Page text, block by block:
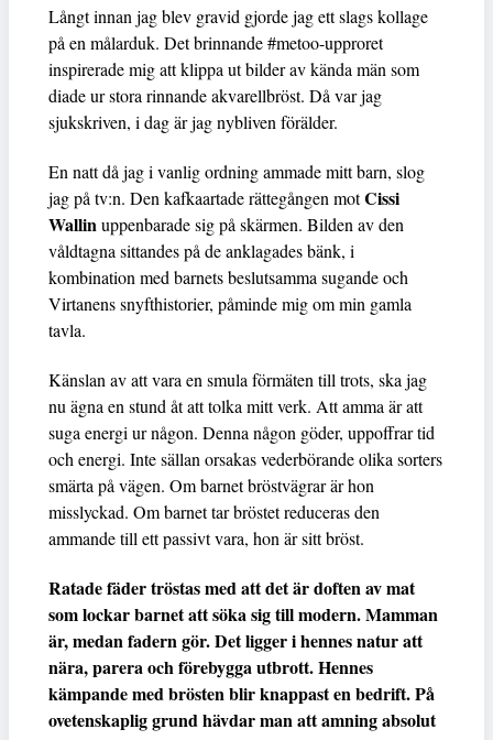
Långt innan jag blev gravid gjorde jag ett slags kollage
på en målarduk. Det brinnande #metoo-upproret
inspirerade mig att klippa ut bilder av kända män som
diade ur stora rinnande akvarellbröst. Då var jag
sjukskriven, i dag är jag nybliven förälder.
En natt då jag i vanlig ordning ammade mitt barn, slog
jag på tv:n. Den kafkaartade rättegången motCissi
Wallinuppenbarade sig på skärmen. Bilden av den
våldtagna sittandes på de anklagades bänk, i
kombination med barnets beslutsamma sugande och
Virtanens snyfthistorier, påminde mig om min gamla
tavla.
Känslan av att vara en smula förmäten till trots, ska jag
nu ägna en stund åt att tolka mitt verk. Att amma är att
suga energi ur någon. Denna någon göder, uppoffrar tid
och energi. Inte sällan orsakas vederbörande olika sorters
smärta på vägen. Om barnet bröstvägrar är hon
misslyckad. Om barnet tar bröstet reduceras den
ammande till ett passivt vara, hon är sitt bröst.
Ratade fäder tröstas med att det är doften av mat
som lockar barnet att söka sig till modern. Mamman
är, medan fadern gör. Det ligger i hennes natur att
nära, parera och förebygga utbrott. Hennes
kämpande med brösten blir knappast en bedrift. På
ovetenskaplig grund hävdar man att amning absolut